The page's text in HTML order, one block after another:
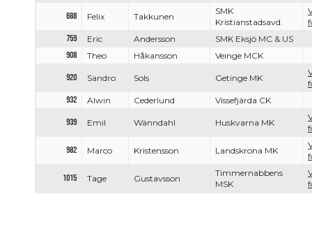
688 Felix Takkunen
SMK
Kristianstadsavd.
759
Eric Andersson
SMK Eksjö MC & US
908
Theo Håkansson Veinge MCK
920 Sandro Sols Getinge MK
932
Alwin Cederlund Vissefjärda CK
939 Emil Wänndahl Huskvarna MK
982 Marco Kristensson Landskrona MK
1015 Tage Gustavsson
Timmernabbens
MSK